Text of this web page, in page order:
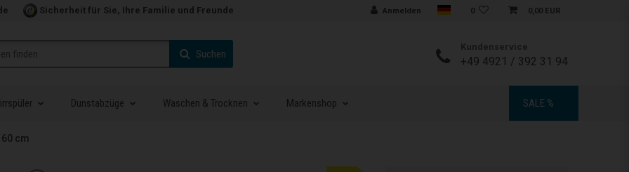
Sicherheit für Sie, Ihre Familie und Freunde Anmelden Sprache auswählen
0 0,00 EUR
Suchen
Kundenservice
+49 4921 / 392 31 94
Dunstabzüge Waschen & Trocknen Markenshop SALE %
60 cm